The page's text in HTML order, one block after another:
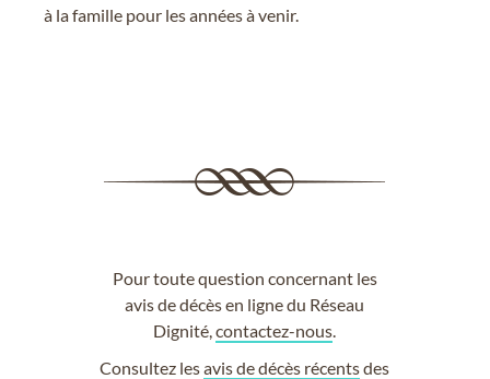
à la famille pour les années à venir.
Pour toute question concernant les
avis de décès en ligne du Réseau
Dignité,contactez-nous
Consultez lesavis de décès récentsdes